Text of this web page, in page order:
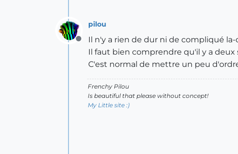
Offline
pilou
Il n'y a rien de dur ni de compliqué
Il faut bien comprendre qu'il y a
C'est normal de mettre un peu
Frenchy Pilou
Is beautiful that please without concept!
My Little site :)